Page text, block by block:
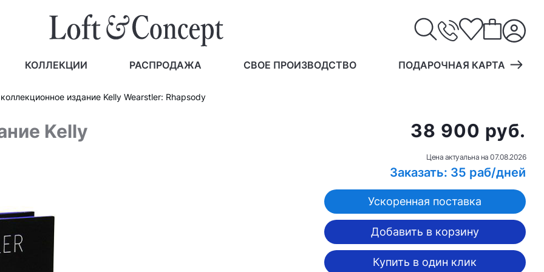
КОЛЛЕКЦИИ РАСПРОДАЖА СВОЕ ПРОИЗВОДСТВО ПОДАРОЧНАЯ КАРТА
издание Kelly Wearstler: Rhapsody
38 900 руб.
Цена актуальна на 07.08.2026
Заказать: 35 раб/дней
Ускоренная поставка
Добавить в корзину
Купить в один клик